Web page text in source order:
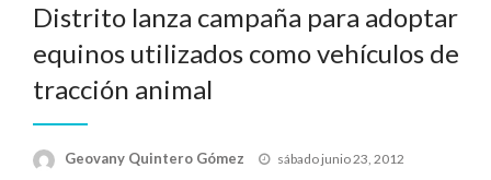
Distrito lanza campaña para adoptar
equinos utilizados como vehículos de
tracción animal
Geovany Quintero Gómez
Publicado
sábado junio 23, 2012